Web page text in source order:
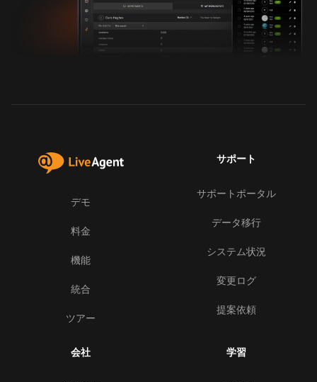
デモ
料金
機能
統合
ツアー
サポート
サポートポータル
データ移行
システム状況
変更ログ
提案依頼
会社 学習